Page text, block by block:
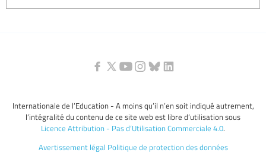
Internationale de l’Education - A moins qu’il n’en soit indiqué autrement,
l’intégralité du contenu de ce site web est libre d’utilisation sous
Licence Attribution - Pas d’Utilisation Commerciale 4.0.
Avertissement légal Politique de protection des données